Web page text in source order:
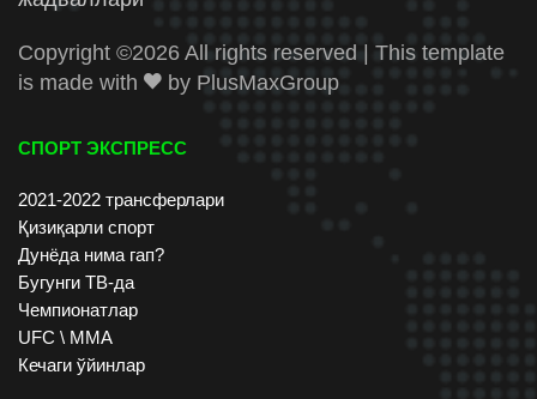
Copyright ©2026 All rights reserved | This template
is made with
by PlusMaxGroup
СПОРТ ЭКСПРЕСС
2021-2022 трансферлари
Қизиқарли спорт
Дунёда нима гап?
Бугунги ТВ-да
Чемпионатлар
UFC \ ММА
Кечаги ўйинлар